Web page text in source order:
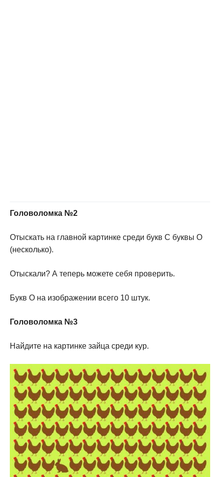
Головоломка №2
Отыскать на главной картинке среди букв С буквы О
(несколько).
Отыскали? А теперь можете себя проверить.
Букв О на изображении всего 10 штук.
Головоломка №3
Найдите на картинке зайца среди кур.